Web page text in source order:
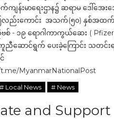
ကျန်းမာရေးဌာန၌ ဆရာမ ဒေါ်အေး
ည်းကောင်း အသက်(၅၀) နှစ်အထက် ပြ
- ၁၉ ရောဂါကာကွယ်ဆေး (
ကူညီဆောင်ရွက် ပေးခဲ့ကြောင်း သတင်
MyanmarNationalPost
# Local News # News
and Support